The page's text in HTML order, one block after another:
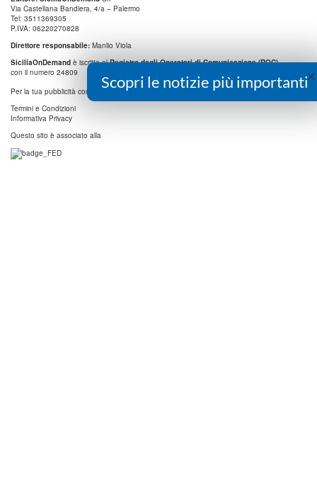
Via Castellana Bandiera, 4/a – Palermo
Tel: 3511369305
P.IVA: 06220270828
Direttore responsabile: Manlio Viola
SiciliaOnDemand è iscritta alRegistro degli Operatori di Comunicazione (ROC)
con il numero 24809
Per la tua pubblicità contatta:
info@digitrend.it
Termini e Condizioni
Informativa Privacy
Questo sito è associato alla
×
Scopri le notizie più importanti